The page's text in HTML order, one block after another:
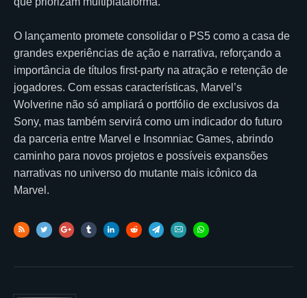
O lançamento promete consolidar o PS5 como a casa de
grandes experiências de ação e narrativa, reforçando a
importância de títulos first-party na atração e retenção de
jogadores. Com essas características, Marvel’s
Wolverine não só ampliará o portfólio de exclusivos da
Sony, mas também servirá como um indicador do futuro
da parceria entre Marvel e Insomniac Games, abrindo
caminho para novos projetos e possíveis expansões
narrativas no universo do mutante mais icônico da
Marvel.